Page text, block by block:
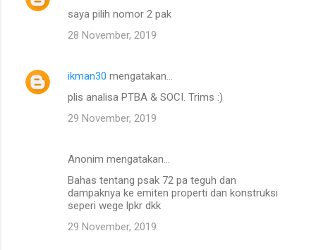
saya pilih nomor 2 pak
28 November, 2019
ikman30 mengatakan…
plis analisa PTBA & SOCI. Trims :)
29 November, 2019
Anonim mengatakan…
Bahas tentang psak 72 pa teguh dan
dampaknya ke emiten properti dan konstruksi
seperi wege lpkr dkk
29 November, 2019